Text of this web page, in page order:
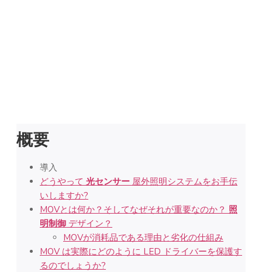
概要
導入
どうやって 光センサー 屋外照明システムをお手伝
いしますか?
MOVとは何か？そしてなぜそれが重要なのか？ 照
明制御 デザイン？
MOVが消耗品である理由と劣化の仕組み
MOV は実際にどのように LED ドライバーを保護す
るのでしょうか?